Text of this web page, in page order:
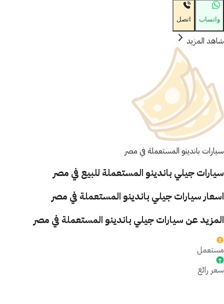
واتساب اتصل
شاهد المزيد
سيارات باندينو المستعملة في مصر
سيارات جيلي باندينو المستعملة للبيع في مصر
اسعار سيارات جيلي باندينو المستعملة في مصر
المزيد عن سيارات جيلي باندينو المستعملة في مصر
مستعمل
سعر رائع